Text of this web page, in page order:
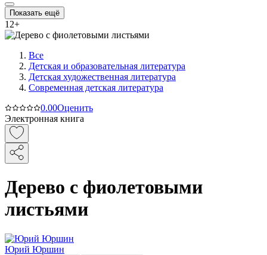
Показать ещё
12+
Все
Детская и образовательная литература
Детская художественная литература
Современная детская литература
0.00Оценить
Электронная книга
Дерево с фиолетовыми
листьями
Юрий Юршин